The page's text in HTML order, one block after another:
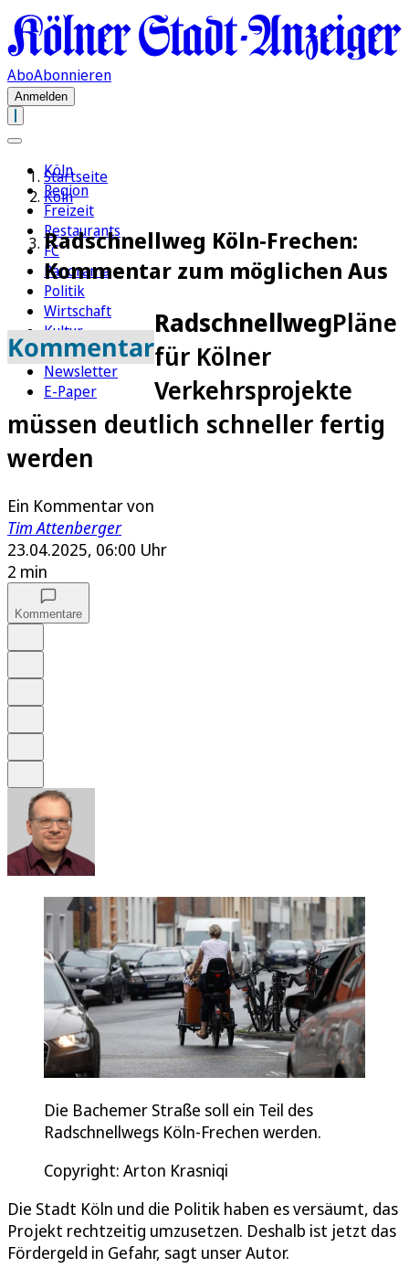
AboAbonnieren
Anmelden
Köln
Region
Freizeit
Restaurants
FC
Panorama
Politik
Wirtschaft
Kultur
Rätsel
Newsletter
E-Paper
Startseite
Köln
Radschnellweg Köln-Frechen:
Kommentar zum möglichen Aus
Kommentar
RadschnellwegPläne
für Kölner
Verkehrsprojekte
müssen deutlich schneller fertig
werden
Ein Kommentar von
Tim Attenberger
23.04.2025, 06:00 Uhr
2 min
Kommentare
Die Bachemer Straße soll ein Teil des
Radschnellwegs Köln-Frechen werden.
Copyright: Arton Krasniqi
Die Stadt Köln und die Politik haben es versäumt, das
Projekt rechtzeitig umzusetzen. Deshalb ist jetzt das
Fördergeld in Gefahr, sagt unser Autor.